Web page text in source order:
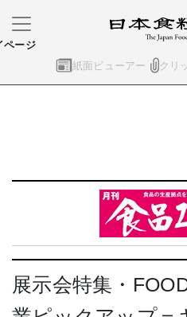
紙面ビューアー クリ
ページ
展示会特集・